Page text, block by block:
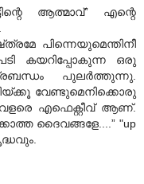
ആത്മാവ്” എന്റെ
പിന്നെയുമെന്തിനീ
കയറിപ്പോകുന്ന ഒരു
പുലര്‍ത്തുന്നു.
വേണ്ടുമെനിക്കൊരു
എഫെക്റ്റീവ് ആണ്.
ദൈവങ്ങളേ....” "up